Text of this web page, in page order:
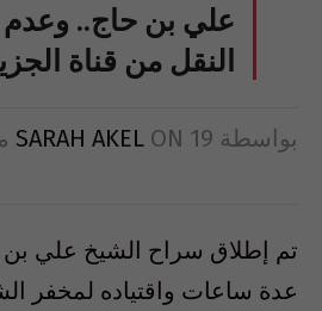
علي بن حاج.. وعدم
النقل من قناة
بواسطة SARAH AKEL ON 19 مايو 2007
تم إطلاق سراح الشيخ علي بن
عدة ساعات واقتياده لمخفر